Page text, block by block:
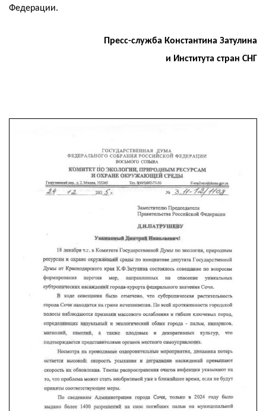
Федерации.
Пресс-служба Константина Затулина
и Института стран СНГ